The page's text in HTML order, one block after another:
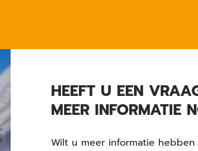
HEEFT U EEN
MEER INFORMATIE
Wilt u meer informatie